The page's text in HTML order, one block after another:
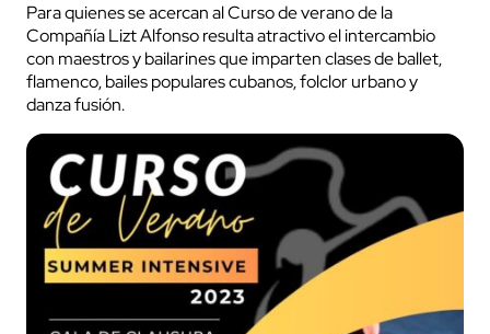
Para quienes se acercan al Curso de verano de la
Compañía Lizt Alfonso resulta atractivo el intercambio
con maestros y bailarines que imparten clases de ballet,
flamenco, bailes populares cubanos, folclor urbano y
danza fusión.